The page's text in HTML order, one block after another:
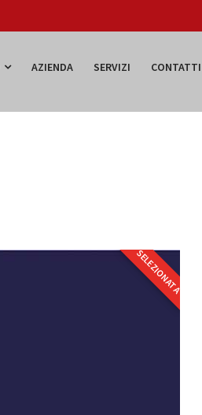
AZIENDA SERVIZI CONTATTI
SELEZIONATA